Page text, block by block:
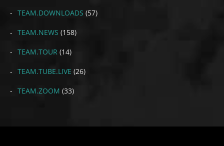
TEAM.DOWNLOADS (57)
TEAM.NEWS (158)
TEAM.TOUR (14)
TEAM.TUBE.LIVE (26)
TEAM.ZOOM (33)